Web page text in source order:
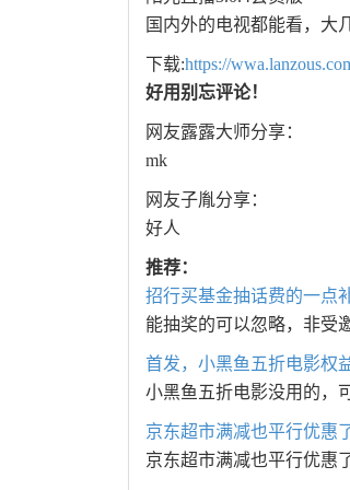
国内外的电视都能看，大
下载:https://
好用别忘评论！
网友露露大师分享：
mk
网友子胤分享：
好人
推荐：
招行买基金抽话费的一点
能抽奖的可以忽略，非受
首发，小黑鱼五折电影权
小黑鱼五折电影没用的，
京东超市满减也平行优惠
京东超市满减也平行优惠